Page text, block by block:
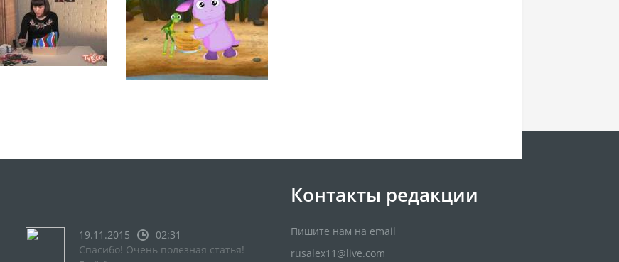
19.11.2015
02:31
Спасибо! Очень полезная статья!
Контакты редакции
Пишите нам на email
rusalex11@live.com